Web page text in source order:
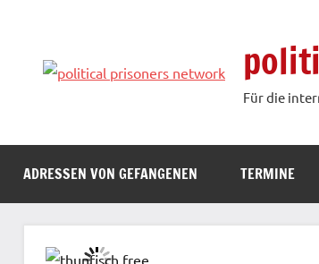
springen
Für die
ADRESSEN VON GEFANGENEN TERMINE